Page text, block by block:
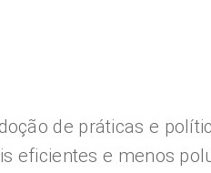
de práticas e
eficientes e menos